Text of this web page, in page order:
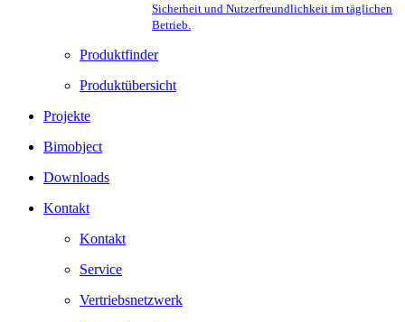
Sicherheit und Nutzerfreundlichkeit im täglichen
Betrieb.
Produktfinder
Produktübersicht
Projekte
Bimobject
Downloads
Kontakt
Kontakt
Service
Vertriebsnetzwerk